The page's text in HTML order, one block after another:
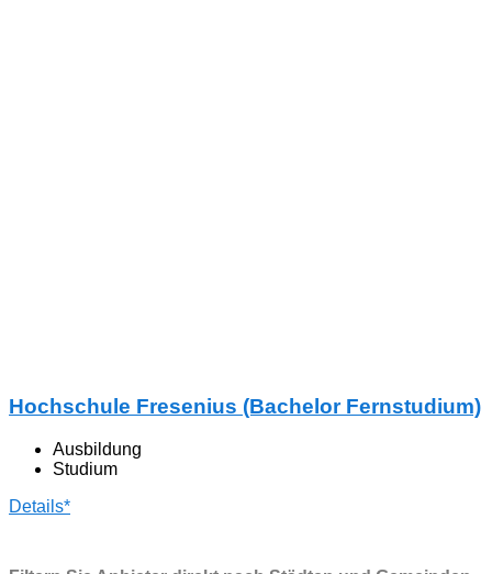
Hochschule Fresenius (Bachelor Fernstudium)
Ausbildung
Studium
Details*